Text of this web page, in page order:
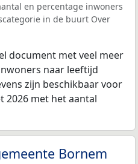
en percentage inwoners
in de buurt Over
document met veel meer
naar leeftijd
zijn beschikbaar voor
2026 met het aantal
Bornem